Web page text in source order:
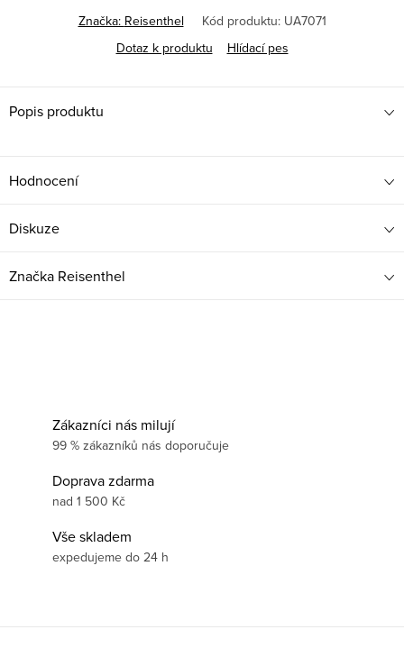
Značka: Reisenthel Kód produktu: UA7071
Dotaz k produktu
Hlídací pes
Popis produktu
Hodnocení
Diskuze
Značka Reisenthel
Zákazníci nás milují
99 % zákazníků nás doporučuje
Doprava zdarma
nad 1 500 Kč
Vše skladem
expedujeme do 24 h